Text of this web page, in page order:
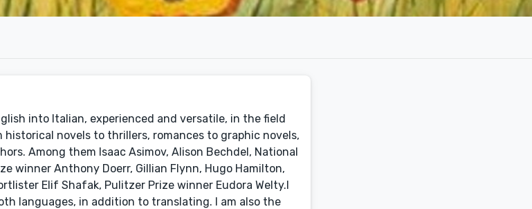
into Italian, experienced and versatile, in the field
novels to thrillers, romances to graphic novels,
Among them Isaac Asimov, Alison Bechdel, National
winner Anthony Doerr, Gillian Flynn, Hugo Hamilton,
Elif Shafak, Pulitzer Prize winner Eudora Welty.I
languages, in addition to translating. I am also the